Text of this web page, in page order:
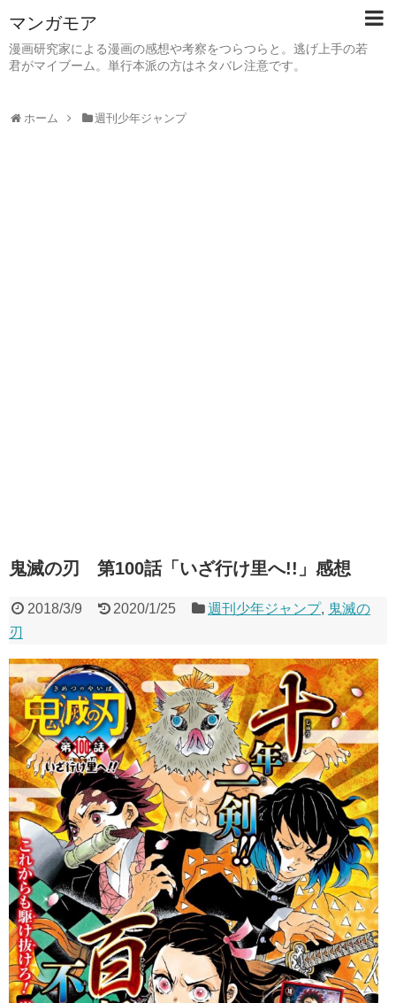
マンガモア
漫画研究家による漫画の感想や考察をつらつらと。逃げ上手の若
君がマイブーム。単行本派の方はネタバレ注意です。
ホーム 週刊少年ジャンプ
鬼滅の刃 第100話「いざ行け里へ!!」感想
2018/3/9 2020/1/25 週刊少年ジャンプ, 鬼滅の
刃